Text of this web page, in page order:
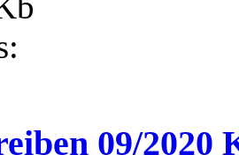
09/2020